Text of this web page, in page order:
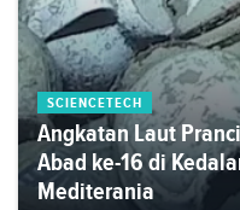
SCIENCETECH
Angkatan Laut
Abad ke-16 di
Mediterania